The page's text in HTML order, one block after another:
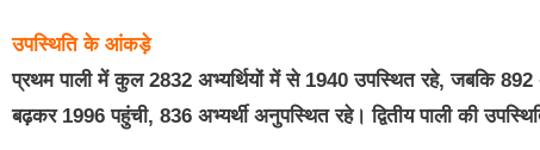
उपस्थिति के आंकड़े
प्रथम पाली में कुल 2832 अभ्यर्थियों में से 1940 उपस्थित रहे, जबकि 892
बढ़कर 1996 पहुंची, 836 अभ्यर्थी अनुपस्थित रहे। द्वितीय पाली की